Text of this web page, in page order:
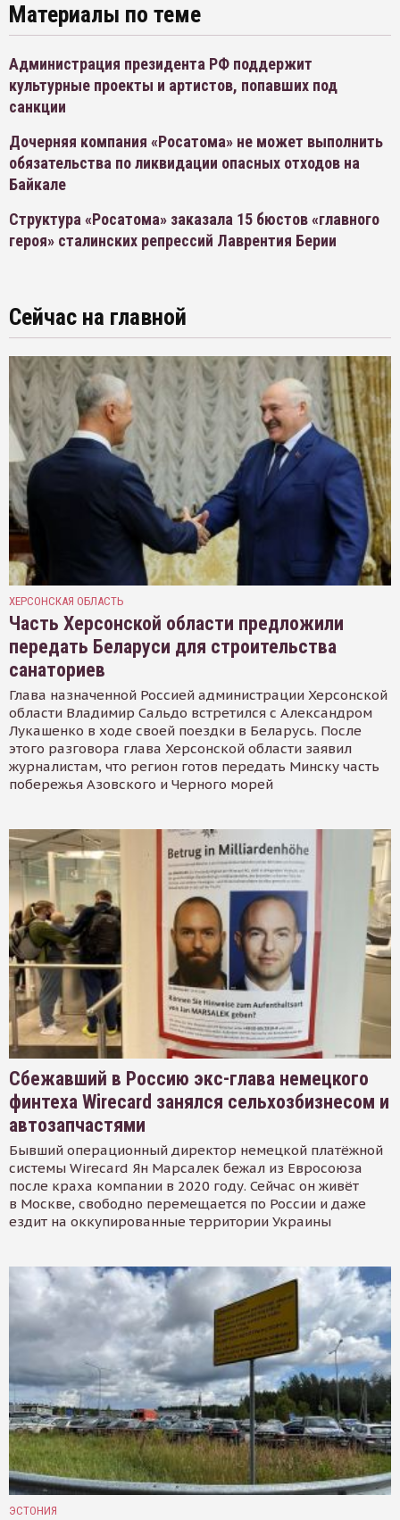
Материалы по теме
Администрация президента РФ поддержит
культурные проекты и артистов, попавших под
санкции
Дочерняя компания «Росатома» не может выполнить
обязательства по ликвидации опасных отходов на
Байкале
Структура «Росатома» заказала 15 бюстов «главного
героя» сталинских репрессий Лаврентия Берии
Сейчас на главной
ХЕРСОНСКАЯ ОБЛАСТЬ
Часть Херсонской области предложили
передать Беларуси для строительства
санаториев
Глава назначенной Россией администрации Херсонской
области Владимир Сальдо встретился с Александром
Лукашенко в ходе своей поездки в Беларусь. После
этого разговора глава Херсонской области заявил
журналистам, что регион готов передать Минску часть
побережья Азовского и Черного морей
Сбежавший в Россию экс-глава немецкого
финтеха Wirecard занялся сельхозбизнесом и
автозапчастями
Бывший операционный директор немецкой платёжной
системы Wirecard Ян Марсалек бежал из Евросоюза
после краха компании в 2020 году. Сейчас он живёт
в Москве, свободно перемещается по России и даже
ездит на оккупированные территории Украины
ЭСТОНИЯ